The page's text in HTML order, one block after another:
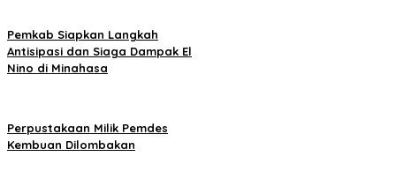
Pemkab Siapkan Langkah
Antisipasi dan Siaga Dampak El
Nino di Minahasa
Perpustakaan Milik Pemdes
Kembuan Dilombakan